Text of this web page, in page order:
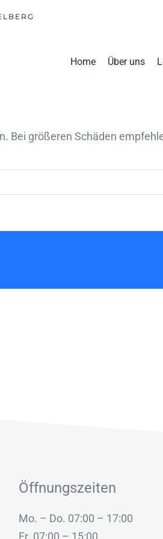
Home Über uns
Bei größeren Schäden
Öffnungszeiten
Mo. – Do. 07:00 – 17:00
Fr. 07:00 – 15:00